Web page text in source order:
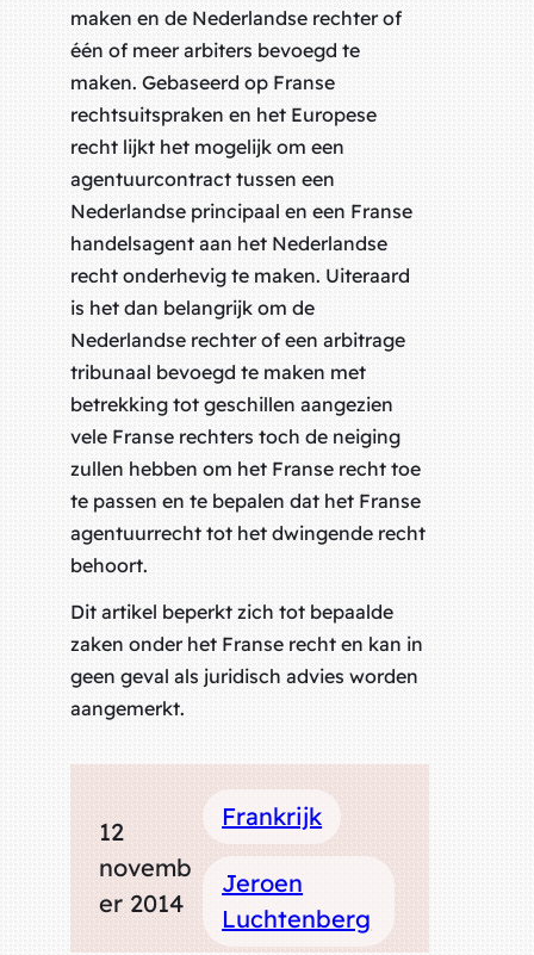
maken en de Nederlandse rechter of
één of meer arbiters bevoegd te
maken. Gebaseerd op Franse
rechtsuitspraken en het Europese
recht lijkt het mogelijk om een
agentuurcontract tussen een
Nederlandse principaal en een Franse
handelsagent aan het Nederlandse
recht onderhevig te maken. Uiteraard
is het dan belangrijk om de
Nederlandse rechter of een arbitrage
tribunaal bevoegd te maken met
betrekking tot geschillen aangezien
vele Franse rechters toch de neiging
zullen hebben om het Franse recht toe
te passen en te bepalen dat het Franse
agentuurrecht tot het dwingende recht
behoort.
Dit artikel beperkt zich tot bepaalde
zaken onder het Franse recht en kan in
geen geval als juridisch advies worden
aangemerkt.
12
novemb
er 2014
Frankrijk
Jeroen
Luchtenberg